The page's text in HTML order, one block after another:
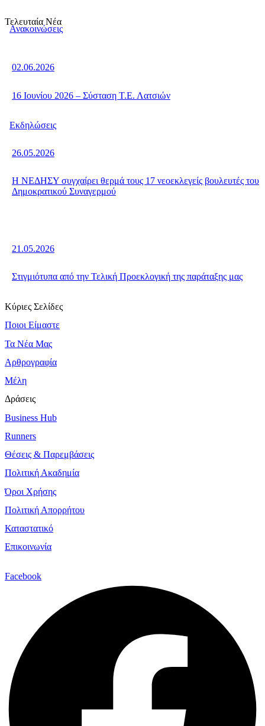
Τελευταία Νέα
02.06.2026
16 Ιουνίου 2026 – Σύσταση Τ.Ε. Λατσιών
Ανακοινώσεις
26.05.2026
Η ΝΕΔΗΣΥ συγχαίρει θερμά τους 17 νεοεκλεγείς βουλευτές του
Δημοκρατικού Συναγερμού
Εκδηλώσεις
21.05.2026
Στιγμιότυπα από την Τελική Προεκλογική της παράταξης μας
Κύριες Σελίδες
Ποιοι Είμαστε
Τα Νέα Μας
Αρθρογραφία
Μέλη
Δράσεις
Business Hub
Runners
Θέσεις & Παρεμβάσεις
Πολιτική Ακαδημία
Όροι Χρήσης
Πολιτική Απορρήτου
Καταστατικό
Επικοινωνία
Facebook